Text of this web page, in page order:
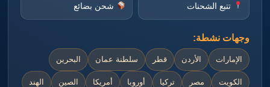
تتبع الشحنات شحن بضائع
وجهات نشطة:
الإمارات الأردن قطر سلطنة عمان البحرين
الكويت مصر تركيا أوروبا أمريكا الصين الهند